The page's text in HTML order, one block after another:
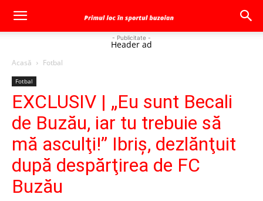
- Publicitate -
Header ad
Acasă Fotbal
Fotbal
EXCLUSIV | „Eu sunt Becali
de Buzău, iar tu trebuie să
mă asculţi!” Ibriş, dezlănţuit
după despărţirea de FC
Buzău